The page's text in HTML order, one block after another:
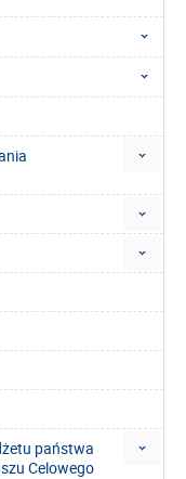
państwa
Celowego